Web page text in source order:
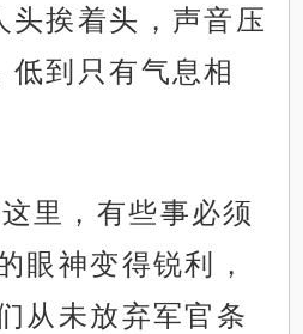
头挨着头，声音压
低到只有气息相
里，有些事必须
眼神变得锐利，
从未放弃军官条